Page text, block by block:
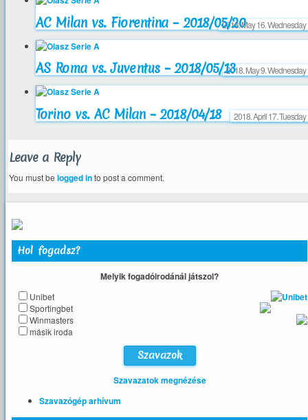
AC Milan vs. Fiorentina – 2018/05/202018. May 16. Wednesday
AS Roma vs. Juventus – 2018/05/132018. May 9. Wednesday
Torino vs. AC Milan – 2018/04/18 2018. April 17. Tuesday
Leave a Reply
You must be logged into post a comment.
Hol fogadsz?
Melyik fogadóirodánál játszol?
Unibet
Sportingbet
Winmasters
másik iroda
Szavazatok megnézése
Szavazógép arhívum